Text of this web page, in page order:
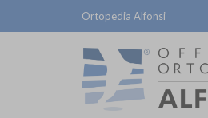
Ortopedia Alfonsi